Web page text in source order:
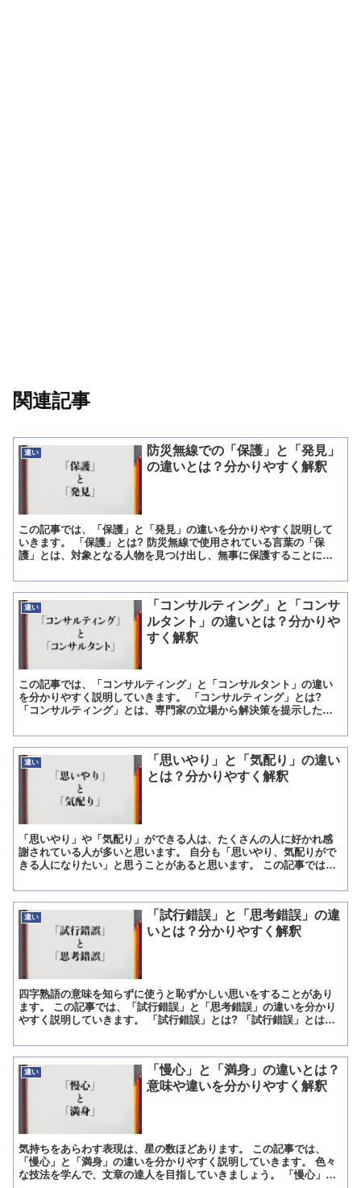
関連記事
違い
防災無線での「保護」と「発見」
の違いとは？分かりやすく解釈
この記事では、「保護」と「発見」の違いを分かりやすく説明して
いきます。 「保護」とは? 防災無線で使用されている言葉の「保
護」とは、対象となる人物を見つけ出し、無事に保護することに成
違い
「コンサルティング」と「コンサ
ルタント」の違いとは？分かりや
すく解釈
この記事では、「コンサルティング」と「コンサルタント」の違い
を分かりやすく説明していきます。 「コンサルティング」とは?
「コンサルティング」とは、専門家の立場から解決策を提示した
違い
「思いやり」と「気配り」の違い
とは？分かりやすく解釈
「思いやり」や「気配り」ができる人は、たくさんの人に好かれ感
謝されている人が多いと思います。 自分も「思いやり、気配りがで
きる人になりたい」と思うことがあると思います。 この記事では、
違い
「試行錯誤」と「思考錯誤」の違
いとは？分かりやすく解釈
四字熟語の意味を知らずに使うと恥ずかしい思いをすることがあり
ます。 この記事では、「試行錯誤」と「思考錯誤」の違いを分かり
やすく説明していきます。 「試行錯誤」とは? 「試行錯誤」とは、
違い
「慢心」と「満身」の違いとは？
意味や違いを分かりやすく解釈
気持ちをあらわす表現は、星の数ほどあります。 この記事では、
「慢心」と「満身」の違いを分かりやすく説明していきます。 色々
な技法を学んで、文章の達人を目指していきましょう。 「慢心」と